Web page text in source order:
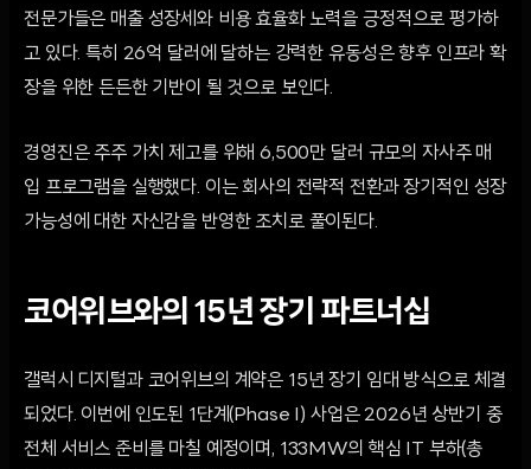
전문가들은 매출 성장세와 비용 효율화 노력을 긍정적으로 평가하
고 있다. 특히 26억 달러에 달하는 강력한 유동성은 향후 인프라 확
장을 위한 든든한 기반이 될 것으로 보인다.
경영진은 주주 가치 제고를 위해 6,500만 달러 규모의 자사주 매
입 프로그램을 실행했다. 이는 회사의 전략적 전환과 장기적인 성장
가능성에 대한 자신감을 반영한 조치로 풀이된다.
코어위브와의 15년 장기 파트너십
갤럭시 디지털과 코어위브의 계약은 15년 장기 임대 방식으로 체결
되었다. 이번에 인도된 1단계(Phase I) 사업은 2026년 상반기 중
전체 서비스 준비를 마칠 예정이며, 133MW의 핵심 IT 부하(총